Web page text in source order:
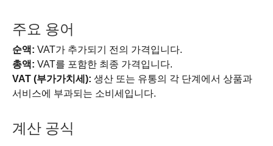
주요 용어
순액: VAT가 추가되기 전의 가격입니다.
총액: VAT를 포함한 최종 가격입니다.
VAT (부가가치세): 생산 또는 유통의 각 단계에서 상품과
서비스에 부과되는 소비세입니다.
계산 공식